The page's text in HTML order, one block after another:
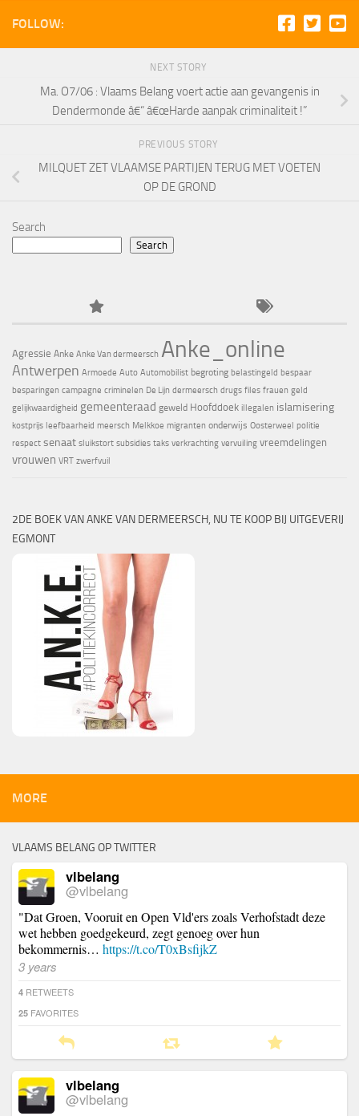
FOLLOW:
NEXT STORY
Ma. O7/06 : Vlaams Belang voert actie aan gevangenis in
Dendermonde â€“ â€œHarde aanpak criminaliteit !”
PREVIOUS STORY
MILQUET ZET VLAAMSE PARTIJEN TERUG MET VOETEN
OP DE GROND
Search
Search
Agressie Anke Anke Van dermeersch Anke_online
Antwerpen Armoede Auto Automobilist begroting belastingeld bespaar
besparingen campagne criminelen De Lijn dermeersch drugs files frauen geld
gelijkwaardigheid gemeenteraad geweld Hoofddoek illegalen islamisering
kostprijs leefbaarheid meersch Melkkoe migranten onderwijs Oosterweel politie
respect senaat sluikstort subsidies taks verkrachting vervuiling vreemdelingen
vrouwen VRT zwerfvuil
2DE BOEK VAN ANKE VAN DERMEERSCH, NU TE KOOP BIJ UITGEVERIJ
EGMONT
MORE
VLAAMS BELANG OP TWITTER
vlbelang
@vlbelang
"Dat Groen, Vooruit en Open Vld'ers zoals Verhofstadt deze
wet hebben goedgekeurd, zegt genoeg over hun
bekommernis… https://t.co/T0xBsfijkZ
3 years
4 RETWEETS
25 FAVORITES
vlbelang
@vlbelang